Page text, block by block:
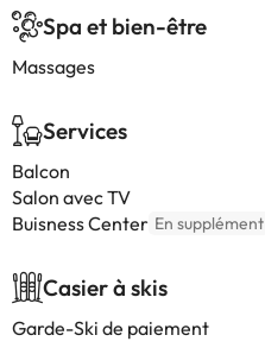
Spa et bien-être
Massages
Services
Balcon
Salon avec TV
Buisness Center En supplément
Casier à skis
Garde-Ski de paiement